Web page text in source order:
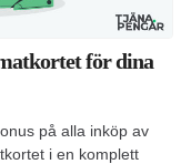
för dina
på alla inköp av
i en komplett